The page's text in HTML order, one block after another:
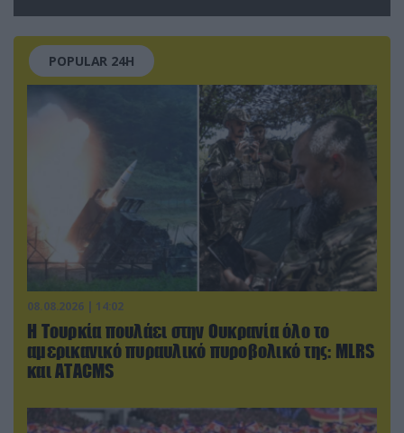
POPULAR 24H
08.08.2026 | 14:02
Η Τουρκία πουλάει στην Ουκρανία όλο το
αμερικανικό πυραυλικό πυροβολικό της: MLRS
και ΑΤΑCMS